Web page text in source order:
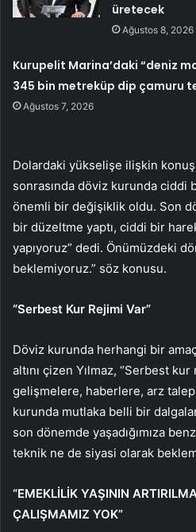
üretecek
Ağustos 8, 2026
Kurupelit Marina’daki “deniz
345 bin metreküp dip çamuru
Ağustos 7, 2026
Dolardaki yükselişe ilişkin
sonrasında döviz kurunda ciddi
önemli bir değişiklik oldu. Son
bir düzeltme yaptı, ciddi bir
yapıyoruz” dedi. Önümüzdeki
beklemiyoruz.” söz konusu.
“Serbest Kur Rejimi Var”
Döviz kurunda herhangi bir
altını çizen Yılmaz, “Serbest
gelişmelere, haberlere, arz
kurunda mutlaka belli bir
son dönemde yaşadığımıza
teknik ne de siyasi olarak
“EMEKLİLİK YAŞININ
ÇALIŞMAMIZ YOK”